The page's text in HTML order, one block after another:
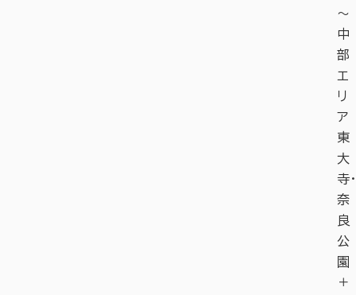
～
中
部
エ
リ
ア
東
大
寺・
奈
良
公
園
＋